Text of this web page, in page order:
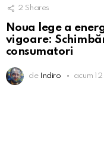
2 Shares
Noua lege a
vigoare:
consumatori
de Indiro acum 12